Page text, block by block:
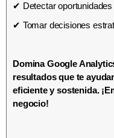
✔ Detectar
✔ Tomar decisiones
Domina Google
resultados que te
eficiente y sostenida.
negocio!